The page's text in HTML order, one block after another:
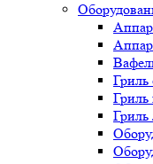
Гриль
Гриль